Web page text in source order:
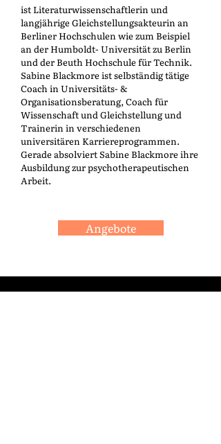
ist Literaturwissenschaftlerin und
langjährige Gleichstellungsakteurin an
Berliner Hochschulen wie zum Beispiel
an der Humboldt- Universität zu Berlin
und der Beuth Hochschule für Technik.
Sabine Blackmore ist selbständig tätige
Coach in Universitäts- &
Organisationsberatung, Coach für
Wissenschaft und Gleichstellung und
Trainerin in verschiedenen
universitären Karriereprogrammen.
Gerade absolviert Sabine Blackmore ihre
Ausbildung zur psychotherapeutischen
Arbeit.
Angebote